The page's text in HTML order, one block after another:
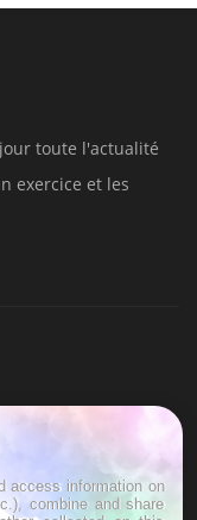
toute l'actualité
exercice et les
access information on
combine and share